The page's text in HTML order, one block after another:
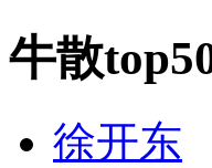
牛散top50
徐开东